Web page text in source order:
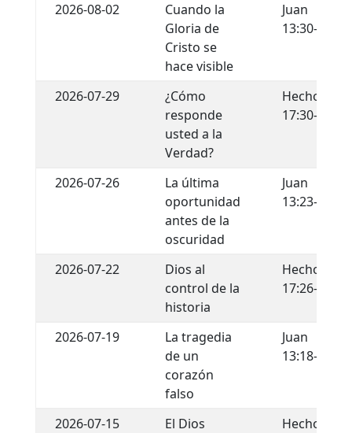
2026-08-02
Cuando la
Gloria de
Cristo se
hace visible
Juan
13:30-35
2026-07-29
¿Cómo
responde
usted a la
Verdad?
Hechos
17:30-31
2026-07-26
La última
oportunidad
antes de la
oscuridad
Juan
13:23-30
2026-07-22
Dios al
control de la
historia
Hechos
17:26-29
2026-07-19
La tragedia
de un
corazón
falso
Juan
13:18-22
2026-07-15
El Dios
Hechos